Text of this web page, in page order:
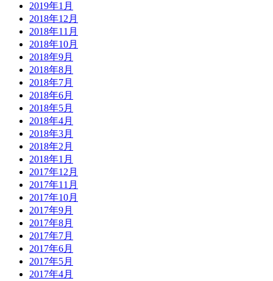
2019年1月
2018年12月
2018年11月
2018年10月
2018年9月
2018年8月
2018年7月
2018年6月
2018年5月
2018年4月
2018年3月
2018年2月
2018年1月
2017年12月
2017年11月
2017年10月
2017年9月
2017年8月
2017年7月
2017年6月
2017年5月
2017年4月